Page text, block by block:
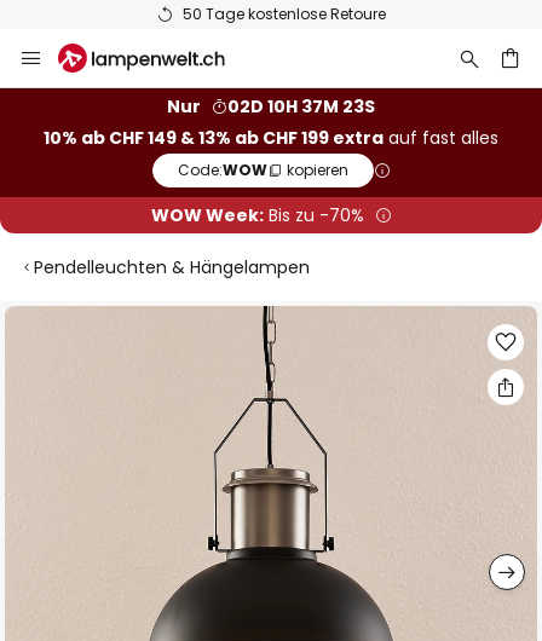
50 Tage kostenlose Retoure
Inhalt
Nur
02D 10H 37M 23S
10% ab CHF 149 & 13% ab CHF 199 extra auf fast alles
Code:WOW kopieren
WOW Week:Bis zu -70%
Pendelleuchten & Hängelampen
Zum